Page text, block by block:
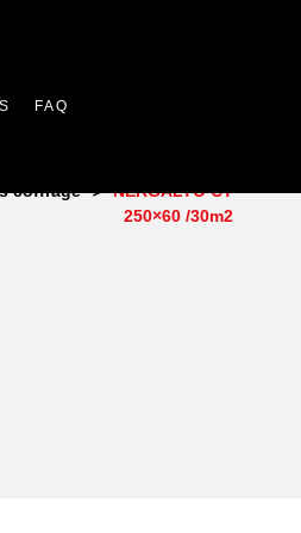
FAQ
coffrage > NERGALTO CT
250×60 /30m2